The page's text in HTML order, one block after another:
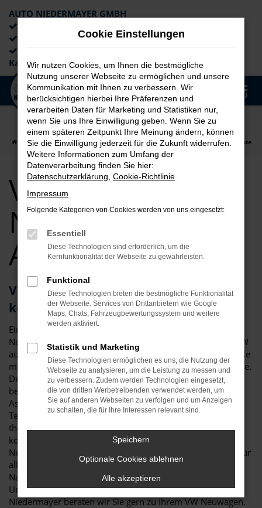
Zum
Hauptinhalt
springen
AUTO NIEDERMAYER GMBH
Lieferung an die Haustür
Kaufabwicklung
MENÜ
Startseite Augsburg VW VW für Augsburg Neuwagen Top Angebote
VW für Augsburg
Neuwagen Top
Angebote
VW Neuwagen in Augsburg –
kompromisslos hochwertig
Ein VW Neuwagen in Augsburg ist in puncto Qualität das
Non-Plus-Ultra. Wie kaum ein anderer Hersteller, achtet VW
auf perfekte Verarbeitung und versieht seine neuen Modelle
mit innovativen Extras und jeder Menge Sicherheitssysteme.
Der Vorteil, den ein VW Neuwagen in Augsburg bietet,
besteht vor allem in der Sicherheit. Sämtliche
Assistenzsysteme entsprechen dem neuesten Stand der
Technik und auch die Bedienung ist voll und ganz „state of
the art“. Darüber hinaus sind die Motoren bei VW
kontinuierlich effizienter geworden, sodass ein VW
Neuwagen maximale Leistung bei minimalem Verbrauch für
all Ihre Fahrten in Augsburg und Umgebung sicherstellt.
Natürlich wird auch der hohe Anspruch an den
Umweltschutz mit fortschrittlicher Technik erfüllt. Bei
Niedermayer beraten wir Sie gern zu Ihrem VW Neuwagen.
Cookie Einstellungen
Wir nutzen Cookies, um Ihnen die bestmögliche
Nutzung unserer Webseite zu ermöglichen und unsere
Kommunikation mit Ihnen zu verbessern. Wir
berücksichtigen hierbei Ihre Präferenzen und
verarbeiten Daten für Marketing und Statistiken nur,
wenn Sie uns Ihre Einwilligung geben. Wenn Sie zu
einem späteren Zeitpunkt Ihre Meinung ändern, können
Sie die Einwilligung jederzeit für die Zukunft widerrufen.
Weitere Informationen zum Umfang der
Datenverarbeitung finden Sie hier:
Datenschutzerklärung Cookie-Richtlinie
Impressum
Folgende Kategorien von Cookies werden von uns eingesetzt:
Essentiell
Diese Technologien sind erforderlich, um die
Kernfunktionalität der Webseite zu gewährleisten.
Funktional
Diese Technologien bieten die bestmögliche Funktionalität
der Webseite. Services von Drittanbietern wie Google
Maps, Chats, Fahrzeugbewertungssystem und weitere
werden aktiviert.
Statistik und Marketing
Diese Technologien ermöglichen es uns, die Nutzung der
Webseite zu analysieren, um die Leistung zu messen und
zu verbessern. Zudem werden Technologien eingesetzt,
die von dritten Werbetreibenden verwendet werden, um
Sie auf anderen Webseiten zu verfolgen und um Anzeigen
zu schalten, die für Ihre Interessen relevant sind.
Speichern
Optionale Cookies ablehnen
Alle akzeptieren